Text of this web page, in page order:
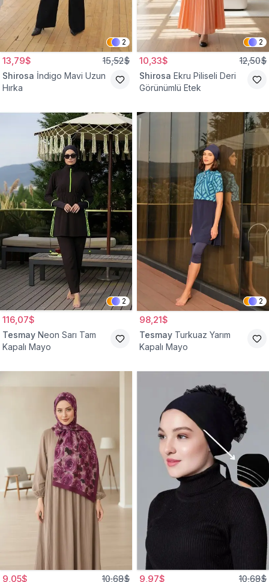
2
13,79$ 15,52$
Shirosa İndigo Mavi Uzun
Hırka
2
10,33$ 12,50$
Shirosa Ekru Piliseli Deri
Görünümlü Etek
2
116,07$
Tesmay Neon Sarı Tam
Kapalı Mayo
2
98,21$
Tesmay Turkuaz Yarım
Kapalı Mayo
9,05$ 10,68$ 9,97$ 10,68$